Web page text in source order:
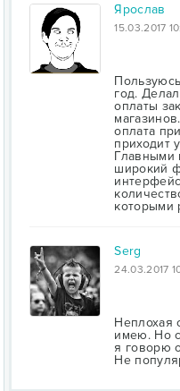
Ярослав
15.03.2017
год.
оплаты
оплата
приходит
Главными
широкий
которыми
Serg
24.03.2017
Неплохая
имею. Но с
я говорю
Не